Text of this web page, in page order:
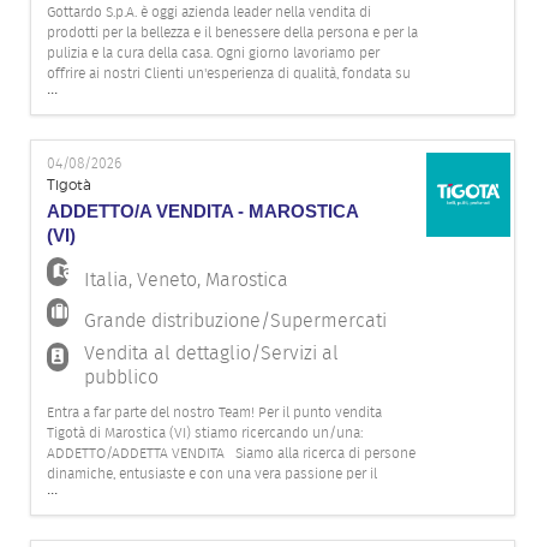
Gottardo S.p.A. è oggi azienda leader nella vendita di
prodotti per la bellezza e il benessere della persona e per la
pulizia e la cura della casa. Ogni giorno lavoriamo per
offrire ai nostri Clienti un'esperienza di qualità, fondata su
competenza, attenzione e innovazione, grazie all'impegno
della nostra squadra. Per il nostro punto vendita Ti
...
04/08/2026
Tigotà
ADDETTO/A VENDITA - MAROSTICA
(VI)
Italia,Veneto, Marostica
Grande distribuzione/Supermercati
Vendita al dettaglio/Servizi al
pubblico
Entra a far parte del nostro Team! Per il punto vendita
Tigotà di Marostica (VI) stiamo ricercando un/una:
ADDETTO/ADDETTA VENDITA Siamo alla ricerca di persone
dinamiche, entusiaste e con una vera passione per il
mondo della vendita! Se ami il contatto con il pubblico e ti
piace lavorare in squadra, in un ambiente vivace e
...